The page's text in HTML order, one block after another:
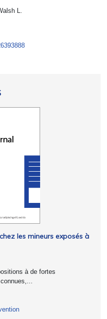
L.
les mineurs exposés à
à de fortes